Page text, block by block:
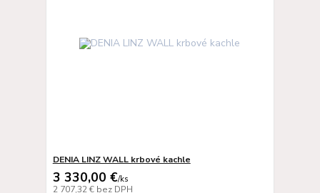
DENIA LINZ WALL krbové kachle
3 330,00 €/ks
2 707,32 € bez DPH